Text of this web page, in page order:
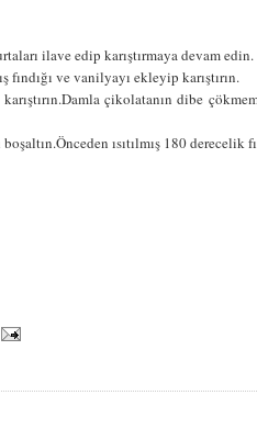
ilave edip karıştırmaya devam edin.
ve vanilyayı ekleyip karıştırın.
çikolatanın dibe
ısıtılmış 180 derecelik